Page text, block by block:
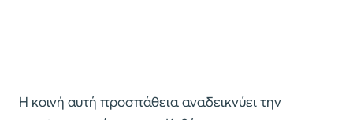
Η κοινή αυτή προσπάθεια αναδεικνύει την